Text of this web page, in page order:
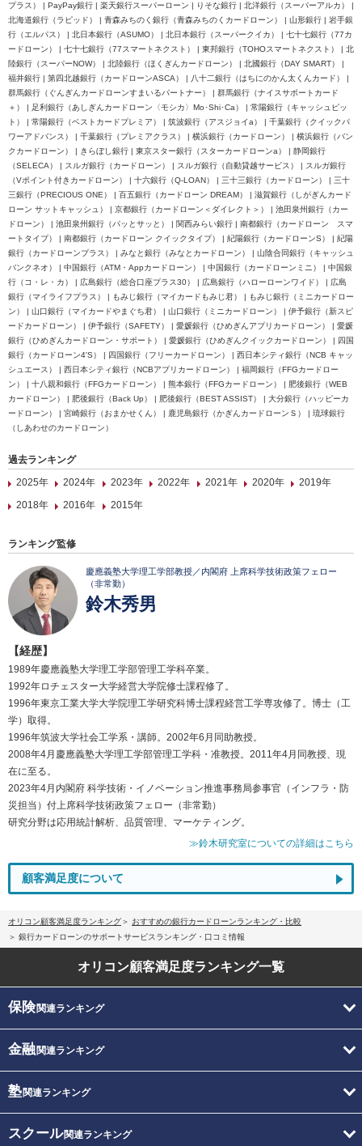
プラス） | PayPay銀行 | 楽天銀行スーパーローン | りそな銀行 | 北洋銀行（スーパーアルカ） |
北海道銀行（ラピッド） | 青森みちのく銀行（青森みちのくカードローン） | 山形銀行 | 岩手銀
行（エルパス） | 北日本銀行（ASUMO） | 北日本銀行（スーパークイカ） | 七十七銀行（77カ
ードローン） | 七十七銀行（77スマートネクスト） | 東邦銀行（TOHOスマートネクスト） | 北
陸銀行（スーパーNOW） | 北陸銀行（ほくぎんカードローン） | 北國銀行（DAY SMART） |
福井銀行 | 第四北越銀行（カードローンASCA） | 八十二銀行（はちにのかん太くんカード） |
群馬銀行（ぐんぎんカードローンすまいるパートナー） | 群馬銀行（ナイスサポートカード
＋） | 足利銀行（あしぎんカードローン〈モシカ〉Mo･Shi･Ca） | 常陽銀行（キャッシュピッ
ト） | 常陽銀行（ベストカードプレミア） | 筑波銀行（アスジョイa） | 千葉銀行（クイックパ
ワーアドバンス） | 千葉銀行（プレミアクラス） | 横浜銀行（カードローン） | 横浜銀行（バン
クカードローン） | きらぼし銀行 | 東京スター銀行（スターカードローンa） | 静岡銀行
（SELECA） | スルガ銀行（カードローン） | スルガ銀行（自動貸越サービス） | スルガ銀行
（Vポイント付きカードローン） | 十六銀行（Q-LOAN） | 三十三銀行（カードローン） | 三十
三銀行（PRECIOUS ONE） | 百五銀行（カードローン DREAM） | 滋賀銀行（しがぎんカード
ローン サットキャッシュ） | 京都銀行（カードローン＜ダイレクト＞） | 池田泉州銀行（カー
ドローン） | 池田泉州銀行（パッとサッと） | 関西みらい銀行 | 南都銀行（カードローン スマ
ートタイプ） | 南都銀行（カードローン クイックタイプ） | 紀陽銀行（カードローンS） | 紀陽
銀行（カードローンプラス） | みなと銀行（みなとカードローン） | 山陰合同銀行（キャッシュ
バンクネオ） | 中国銀行（ATM・Appカードローン） | 中国銀行（カードローンミニ） | 中国銀
行（コ・レ・カ） | 広島銀行（総合口座プラス30） | 広島銀行（ハローローンワイド） | 広島
銀行（マイライフプラス） | もみじ銀行（マイカードもみじ君） | もみじ銀行（ミニカードロー
ン） | 山口銀行（マイカードやまぐち君） | 山口銀行（ミニカードローン） | 伊予銀行（新スピ
ードカードローン） | 伊予銀行（SAFETY） | 愛媛銀行（ひめぎんアプリカードローン） | 愛媛
銀行（ひめぎんカードローン・サポート） | 愛媛銀行（ひめぎんクイックカードローン） | 四国
銀行（カードローン4'S） | 四国銀行（フリーカードローン） | 西日本シティ銀行（NCB キャッ
シュエース） | 西日本シティ銀行（NCBアプリカードローン） | 福岡銀行（FFGカードロー
ン） | 十八親和銀行（FFGカードローン） | 熊本銀行（FFGカードローン） | 肥後銀行（WEB
カードローン） | 肥後銀行（Back Up） | 肥後銀行（BEST ASSIST） | 大分銀行（ハッピーカ
ードローン） | 宮崎銀行（おまかせくん） | 鹿児島銀行（かぎんカードローンＳ） | 琉球銀行
（しあわせのカードローン）
過去ランキング
2025年
2024年 2023年 2022年 2021年 2020年
2019年
2018年
2016年 2015年
ランキング監修
慶應義塾大学理工学部教授／内閣府 上席科学技術政策フェロー
（非常勤）
鈴木秀男
【経歴】
1989年慶應義塾大学理工学部管理工学科卒業。
1992年ロチェスター大学経営大学院修士課程修了。
1996年東京工業大学大学院理工学研究科博士課程経営工学専攻修了。博士（工
学）取得。
1996年筑波大学社会工学系・講師。2002年6月同助教授。
2008年4月慶應義塾大学理工学部管理工学科・准教授。2011年4月同教授、現
在に至る。
2023年4月内閣府 科学技術・イノベーション推進事務局参事官（インフラ・防
災担当）付上席科学技術政策フェロー（非常勤）
研究分野は応用統計解析、品質管理、マーケティング。
≫鈴木研究室についての詳細はこちら
顧客満足度について
オリコン顧客満足度ランキング
おすすめの銀行カードローンランキング・比較
銀行カードローンのサポートサービスランキング・口コミ情報
オリコン顧客満足度ランキング一覧
保険関連ランキング
金融関連ランキング
塾関連ランキング
スクール関連ランキング